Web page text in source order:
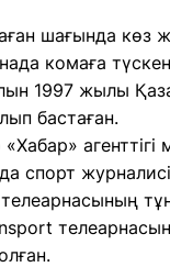
шағында көз
комаға
1997 жылы
бастаған.
агенттігі
спорт